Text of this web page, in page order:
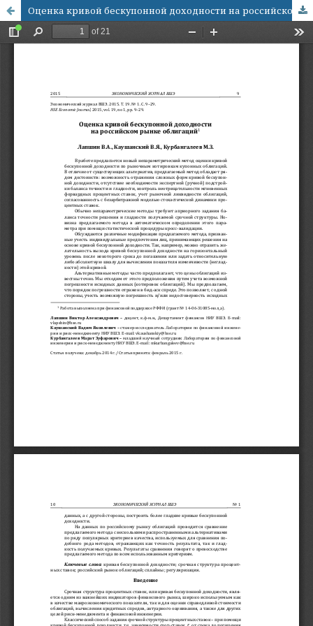
Оценка кривой бескупонной доходности на российском рынке облигаций